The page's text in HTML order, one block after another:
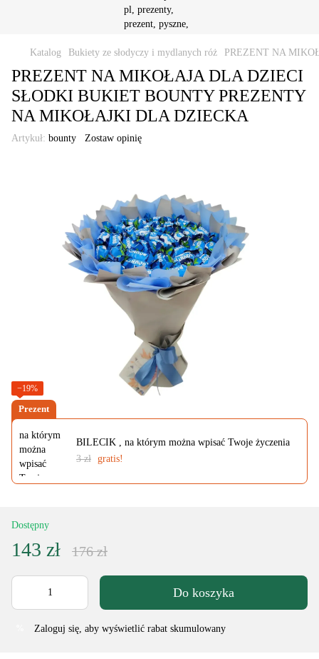
Katalog Bukiety ze słodyczy i mydlanych róż PREZENT NA
PREZENT NA MIKOŁAJA DLA DZIECI
SŁODKI BUKIET BOUNTY PREZENTY
NA MIKOŁAJKI DLA DZIECKA
Artykuł: bounty Zostaw opinię
−19%
Prezent
BILECIK , na którym można wpisać Twoje życzenia
3 zł gratis!
Dostępny
143 zł 176 zł
Do koszyka
Zaloguj się , aby wyświetlić rabat skumulowany